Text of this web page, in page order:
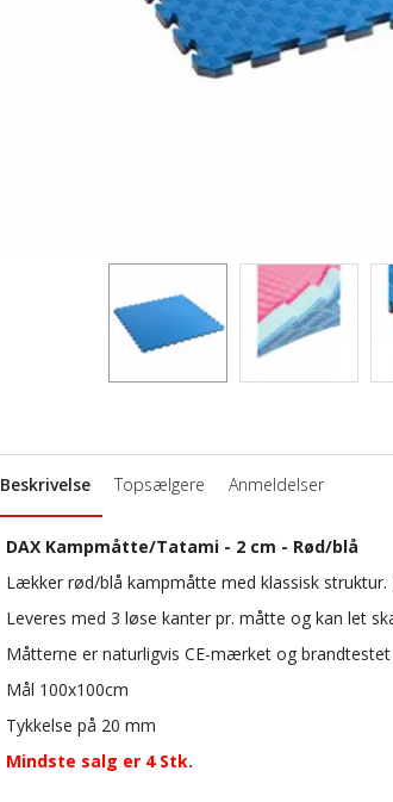
Beskrivelse Topsælgere Anmeldelser
DAX Kampmåtte/Tatami - 2 cm - Rød/blå
Lækker rød/blå kampmåtte med klassisk
Leveres med 3 løse kanter pr. måtte og kan let
Måtterne er naturligvis CE-mærket og
Mål 100x100cm
Tykkelse på 20 mm
Mindste salg er 4 Stk.